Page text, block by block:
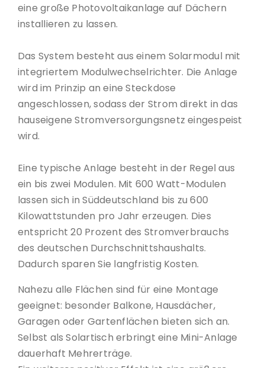
eine große Photovoltaikanlage auf Dächern
installieren zu lassen.
Das System besteht aus einem Solarmodul mit
integriertem Modulwechselrichter. Die Anlage
wird im Prinzip an eine Steckdose
angeschlossen, sodass der Strom direkt in das
hauseigene Stromversorgungsnetz eingespeist
wird.
Eine typische Anlage besteht in der Regel aus
ein bis zwei Modulen. Mit 600 Watt-Modulen
lassen sich in Süddeutschland bis zu 600
Kilowattstunden pro Jahr erzeugen. Dies
entspricht 20 Prozent des Stromverbrauchs
des deutschen Durchschnittshaushalts.
Dadurch sparen Sie langfristig Kosten.
Nahezu alle Flächen sind für eine Montage
geeignet: besonder Balkone, Hausdächer,
Garagen oder Gartenflächen bieten sich an.
Selbst als Solartisch erbringt eine Mini-Anlage
dauerhaft Mehrerträge.